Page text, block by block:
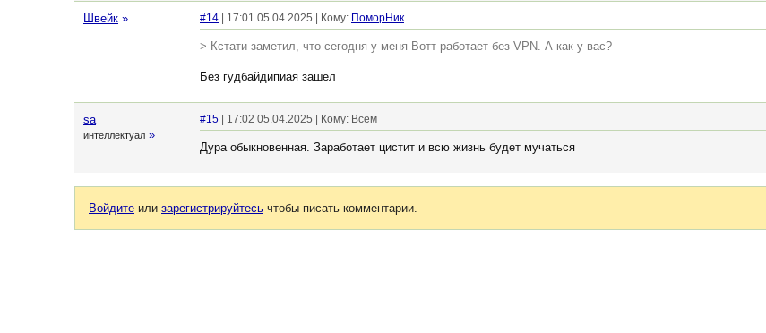
Швейк » #14 | 17:01 05.04.2025 | Кому: ПоморНик
> Кстати заметил, что сегодня у меня Вотт работает без VPN. А как у вас?
Без гудбайдипиая зашел
sa
интеллектуал »
#15 | 17:02 05.04.2025 | Кому: Всем
Дура обыкновенная. Заработает цистит и всю жизнь будет мучаться
Войдите или зарегистрируйтесь чтобы писать комментарии.